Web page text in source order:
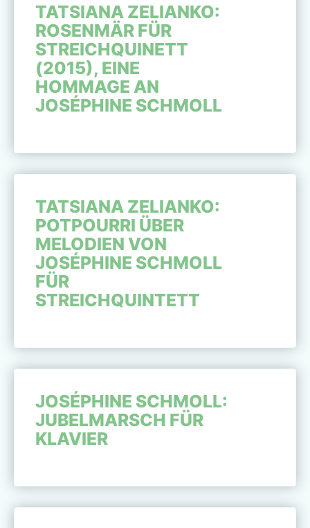
TATSIANA ZELIANKO:
ROSENMÄR FÜR
STREICHQUINETT
(2015), EINE
HOMMAGE AN
JOSÉPHINE SCHMOLL
TATSIANA ZELIANKO:
POTPOURRI ÜBER
MELODIEN VON
JOSÉPHINE SCHMOLL
FÜR
STREICHQUINTETT
JOSÉPHINE SCHMOLL:
JUBELMARSCH FÜR
KLAVIER